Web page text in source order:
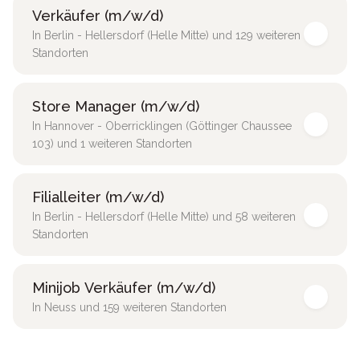
Verkäufer (m/w/d)
In Berlin - Hellersdorf (Helle Mitte) und 129 weiteren
Standorten
Store Manager (m/w/d)
In Hannover - Oberricklingen (Göttinger Chaussee
103) und 1 weiteren Standorten
Filialleiter (m/w/d)
In Berlin - Hellersdorf (Helle Mitte) und 58 weiteren
Standorten
Minijob Verkäufer (m/w/d)
In Neuss und 159 weiteren Standorten